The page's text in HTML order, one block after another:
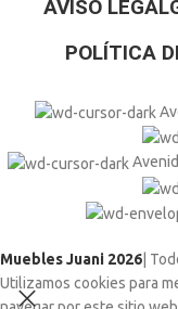
AVISO LEGAL
POLÍTICA
Muebles Juani 2026 |
Utilizamos cookies para